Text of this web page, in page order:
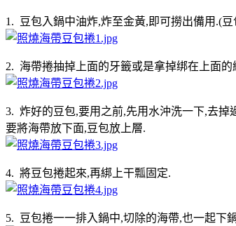
1. 豆包入鍋中油炸,炸至金黃,即可撈出備用.(
2. 海帶捲抽掉上面的牙籤或是拿掉绑在上面
3. 炸好的豆包,要用之前,先用水沖洗一下,去掉
要將海帶放下面,豆包放上層.
4. 將豆包捲起來,再綁上干瓢固定.
5. 豆包捲一一排入鍋中,切除的海帶,也一起下